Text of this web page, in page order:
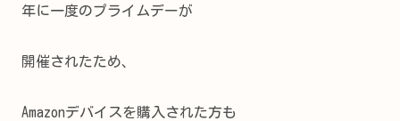
年に一度のプライムデーが
開催されたため、
Amazonデバイスを購入された方も